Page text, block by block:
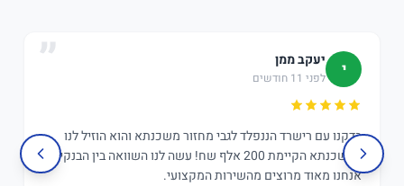
י יעקב ממן
לפני 11 חודשים
בדקנו עם רישרד הננפלד לגבי מחזור משכנתא והוא הוזיל לנו
במשכנתא הקיימת 200 אלף שח! עשה לנו השוואה בין הבנקים,
אנחנו מאוד מרוצים מהשירות המקצועי.